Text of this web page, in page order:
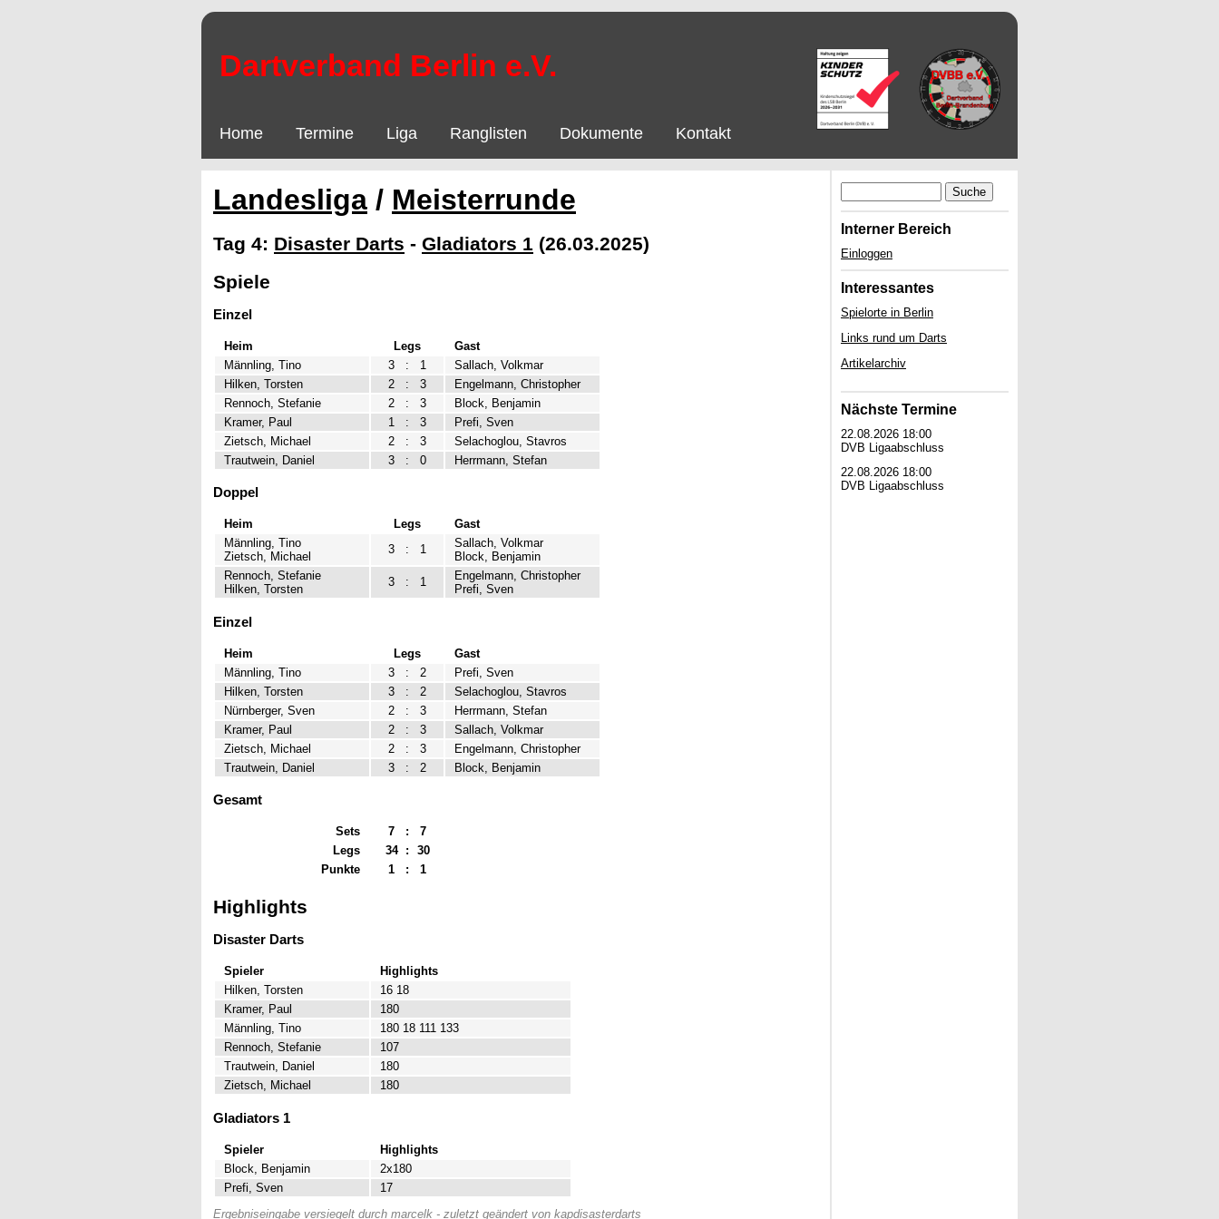
Dartverband Berlin e.V.
Home Termine Liga Ranglisten Dokumente Kontakt
Landesliga / Meisterrunde
Tag 4: Disaster Darts - Gladiators 1 (26.03.2025)
Spiele
Einzel
Heim Legs
Gast
Männling, Tino
3 : 1
Sallach, Volkmar
Hilken, Torsten
2 : 3
Engelmann, Christopher
Rennoch, Stefanie
2 : 3
Block, Benjamin
Kramer, Paul
1 : 3
Prefi, Sven
Zietsch, Michael
2 : 3
Selachoglou, Stavros
Trautwein, Daniel
3 : 0 Herrmann, Stefan
Doppel
Heim Legs
Gast
Männling, Tino
Zietsch, Michael
3 : 1
Sallach, Volkmar
Block, Benjamin
Rennoch, Stefanie
Hilken, Torsten
3 : 1
Engelmann, Christopher
Prefi, Sven
Einzel
Heim Legs
Gast
Männling, Tino
3 : 2
Prefi, Sven
Hilken, Torsten
3 : 2
Selachoglou, Stavros
Nürnberger, Sven
2 : 3
Herrmann, Stefan
Kramer, Paul
2 : 3
Sallach, Volkmar
Zietsch, Michael
2 : 3
Engelmann, Christopher
Trautwein, Daniel
3 : 2 Block, Benjamin
Gesamt
Sets 7 :
7
Legs
34 :
30
Punkte
1 : 1
Highlights
Disaster Darts
Spieler
Highlights
Hilken, Torsten
16 18
Kramer, Paul
180
Männling, Tino
180 18 111 133
Rennoch, Stefanie
107
Trautwein, Daniel
180
Zietsch, Michael
180
Gladiators 1
Spieler
Highlights
Block, Benjamin
2x180
Prefi, Sven
17
Ergebniseingabe versiegelt durch marcelk - zuletzt geändert von kapdisasterdarts
Suche
Interner Bereich
Einloggen
Interessantes
Spielorte in Berlin
Links rund um Darts
Artikelarchiv
Nächste Termine
22.08.2026 18:00
DVB Ligaabschluss
22.08.2026 18:00
DVB Ligaabschluss